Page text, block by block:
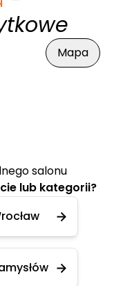
Mapa
salonu
lub kategorii?